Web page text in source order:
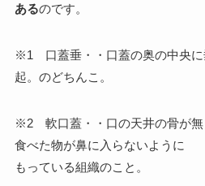
あるのです。
※1 口蓋垂・・口蓋の奥の中央に
起。のどちんこ。
※2 軟口蓋・・口の天井の骨が無
食べた物が鼻に入らない
もっている組織のこと。